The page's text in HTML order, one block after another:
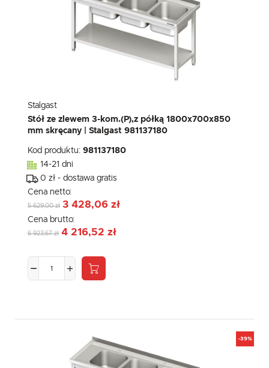
Stalgast
Stół ze zlewem 3-kom.(P),z półką 1800x700x850
mm skręcany | Stalgast 981137180
Kod produktu: 981137180
14-21 dni
0 zł - dostawa gratis
Cena netto:
5 629,00 zł 3 428,06 zł
Cena brutto:
6 923,67 zł 4 216,52 zł
-39%